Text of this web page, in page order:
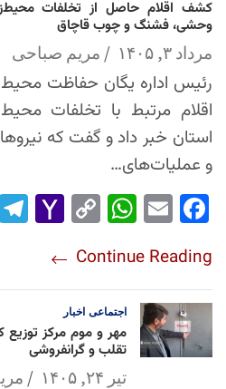
کشف اقلام حاصل از تخلفات
وحشی، فشنگ و چوب قاچاق
مرداد ۳, ۱۴۰۵ مریم صباحی
رئیس اداره یگان حفاظت
اقلام مرتبط با تخلفات
استان خبر داد و گفت که
و عملیات‌های…
Fac
ok
Em
Wh
Ap
p
Co
Lin
k
Yah
l
Continue Reading
اجتماعی اخبار
مهر و موم مرکز
تقلب و گرانفروشی
تیر ۲۴, ۱۴۰۵